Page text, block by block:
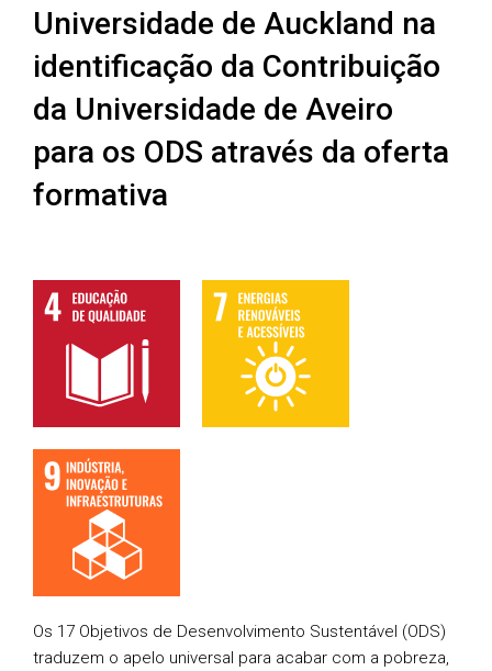
Universidade de Auckland na
identificação da Contribuição
da Universidade de Aveiro
para os ODS através da oferta
formativa
Os 17 Objetivos de Desenvolvimento Sustentável (ODS)
traduzem o apelo universal para acabar com a pobreza,